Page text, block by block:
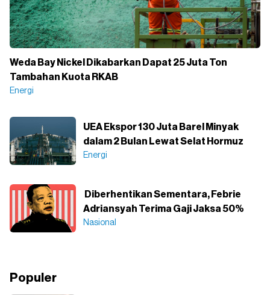
Weda Bay Nickel Dikabarkan Dapat 25 Juta Ton
Tambahan Kuota RKAB
Energi
UEA Ekspor 130 Juta Barel Minyak
dalam 2 Bulan Lewat Selat Hormuz
Energi
Diberhentikan Sementara, Febrie
Adriansyah Terima Gaji Jaksa 50%
Nasional
Populer